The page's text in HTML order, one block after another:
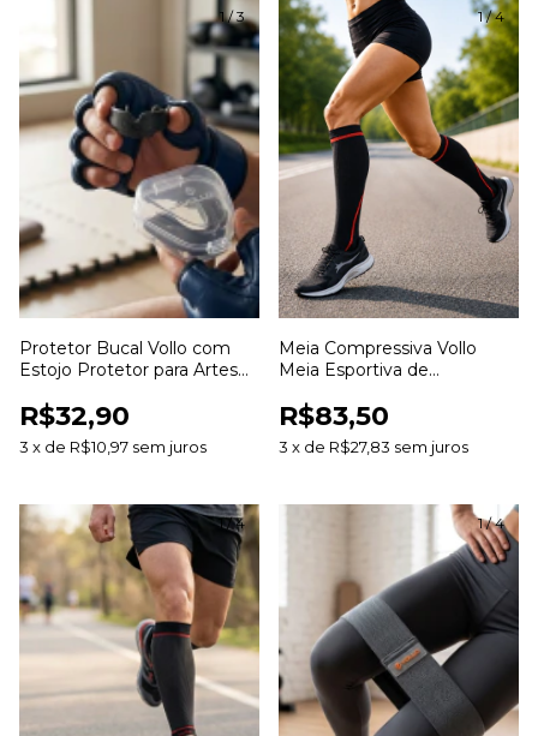
1/3
Protetor Bucal Vollo com
Estojo Protetor para Artes
Thai e Esportes de Contato
R$32,90
3 x de R$10,97 sem juros
1/4
Meia Compressiva Vollo
Meia Esportiva de
Ciclismo Treinos e
Recuperação Muscular
R$83,50
3 x de R$27,83 sem juros
1/4 1/4